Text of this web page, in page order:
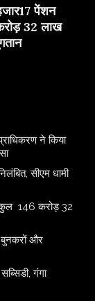
पेंशन
32 लाख
ने किया
सीएम धामी
कुल 146 करोड़ 32
बुनकरों और
गंगा